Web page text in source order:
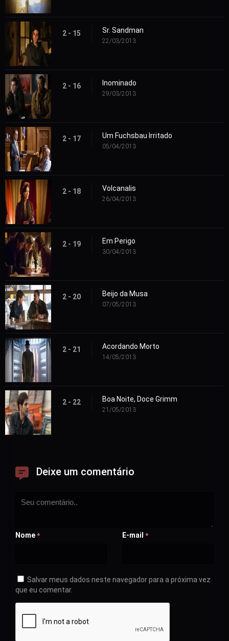
2 - 15 Sr. Sandman
22/03/2013
2 - 16 Inominado
29/03/2013
2 - 17 Um Fuchsbau Irritado
05/04/2013
2 - 18 Volcanalis
26/04/2013
2 - 19 Em Perigo
30/04/2013
2 - 20 Beijo da Musa
07/05/2013
2 - 21 Acordando Morto
14/05/2013
2 - 22 Boa Noite, Doce Grimm
21/05/2013
Deixe um comentário
Nome * E-mail *
Salvar meus dados neste navegador para a próxima vez
que eu comentar.